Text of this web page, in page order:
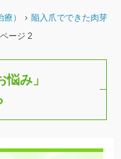
） › 陥入爪でできた肉芽
ページ 2
み」